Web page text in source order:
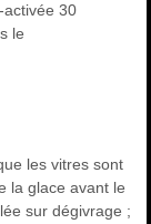
activée 30
le
les vitres sont
la glace avant le
sur dégivrage ;